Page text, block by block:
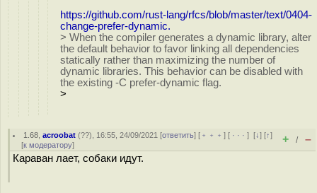
https://github.com/rust-lang/rfcs/blob/master/text/0404-
change-prefer-dynamic.
> When the compiler generates a dynamic library, alter
the default behavior to favor linking all dependencies
statically rather than maximizing the number of
dynamic libraries. This behavior can be disabled with
the existing -C prefer-dynamic flag.
>
1.68 ,acroobat (??), 16:55, 24/09/2021 [ответить] [ ﹢﹢﹢] [ · · ·][↓] [↑]
[к модератору] + / –
Караван лает, собаки идут.